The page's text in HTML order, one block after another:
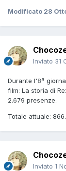
Modificato 28
Inviato 31
Durante l'8ª
film: La storia di
2.679 presenze.
Totale attuale:
Inviato 1